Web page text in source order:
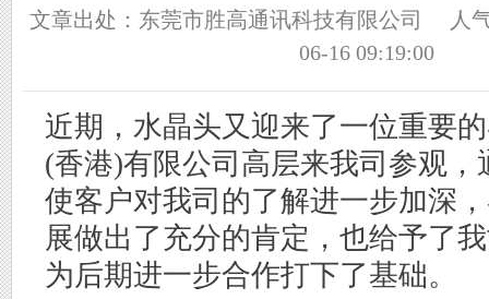
文章出处：东莞市胜高通讯科技有限公司
人
06-16 09:19:00
近期，水晶头又迎来了一位重要
(香港)有限公司高层来我司参观，
使客户对我司的了解进一步加深
展做出了充分的肯定，也给予了
为后期进一步合作打下了基础。